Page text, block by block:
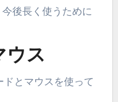
後長く使うために
ウス
とマウスを使って